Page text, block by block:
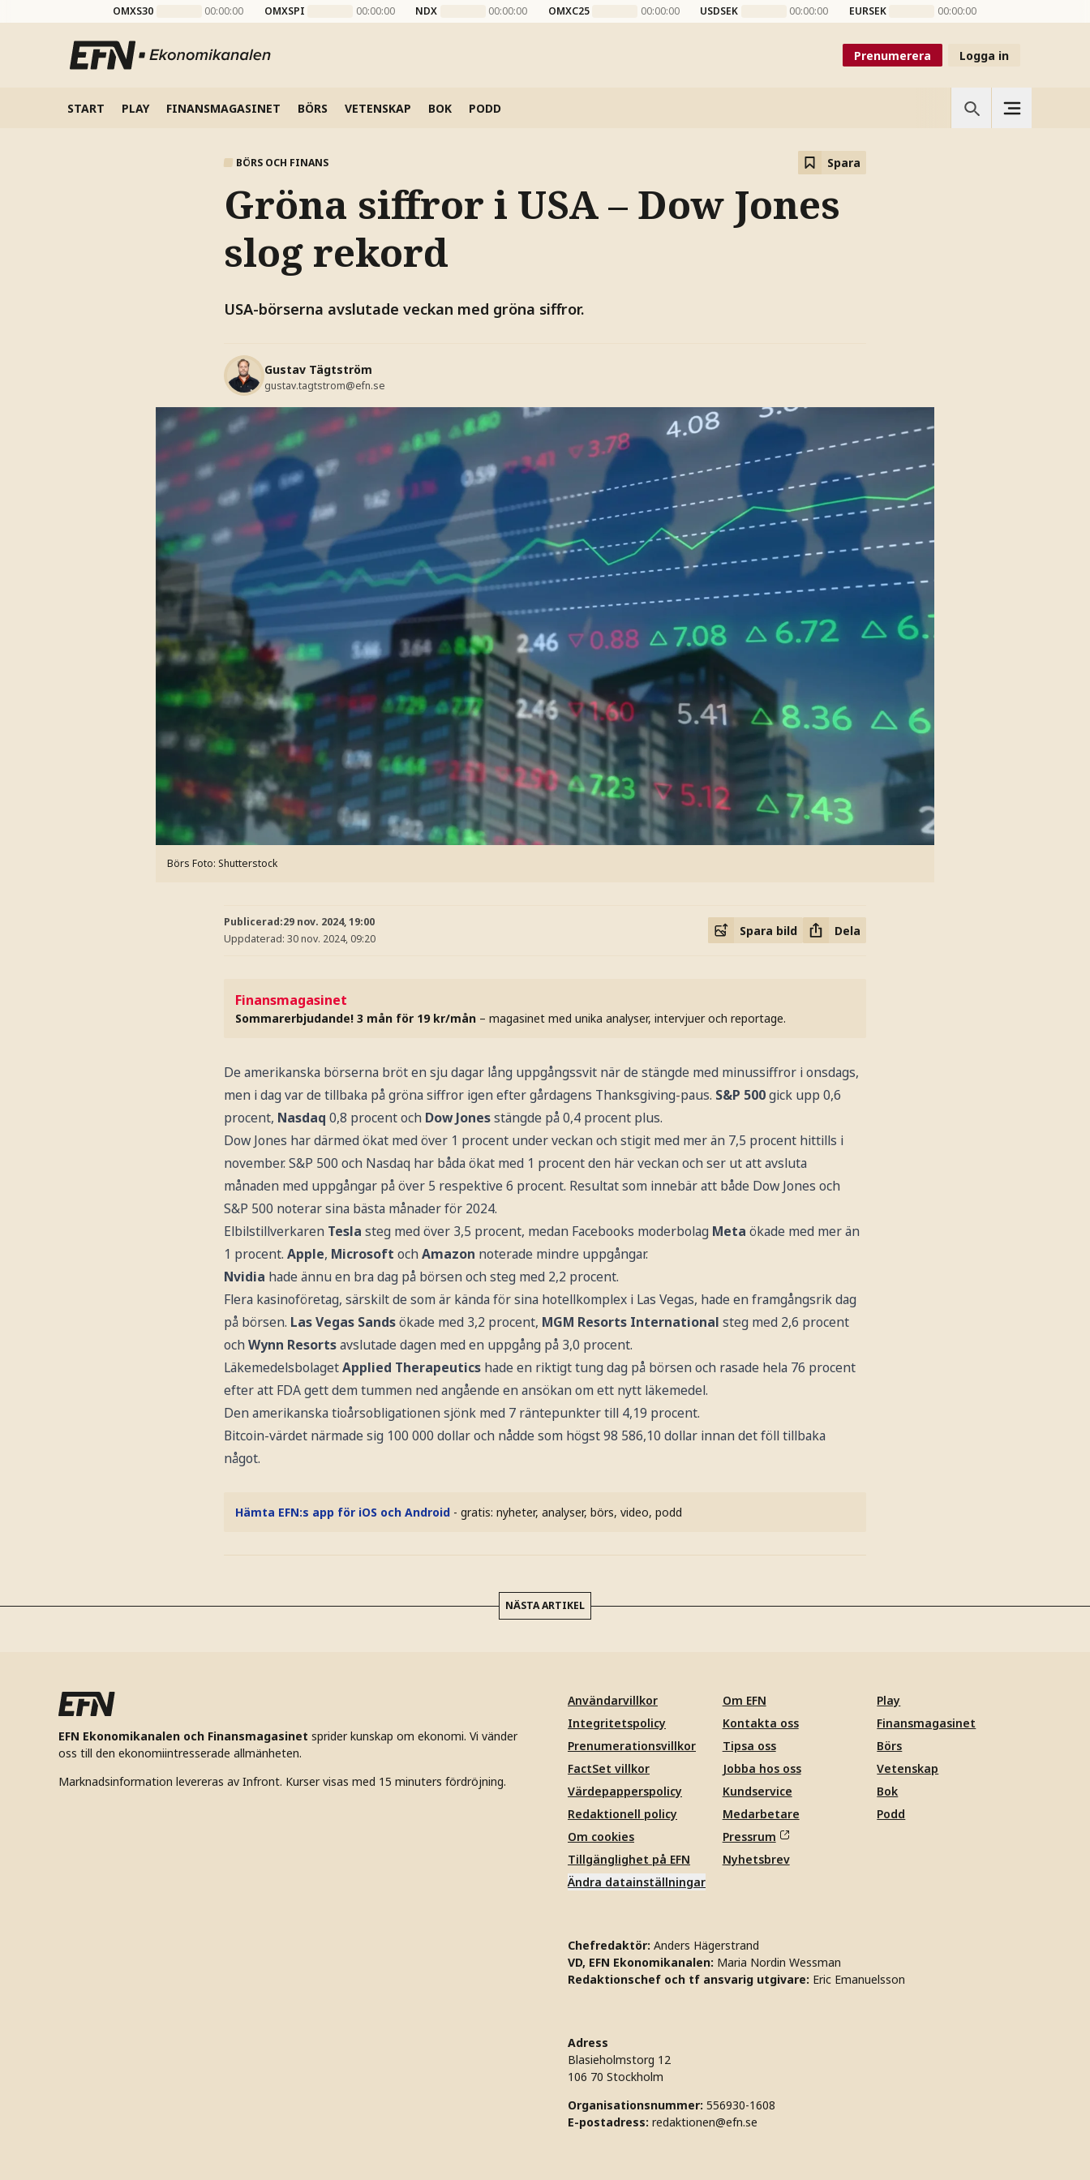
OMXS30 00:00:00 OMXSPI 00:00:00 NDX 00:00:00 OMXC25 00:00:00 USDSEK 00:00:00 EURSEK 00:00:00
Prenumerera Logga in
START PLAY FINANSMAGASINET BÖRS VETENSKAP BOK PODD
BÖRS OCH FINANS Spara
Gröna siffror i USA – Dow Jones
slog rekord
USA-börserna avslutade veckan med gröna siffror.
Gustav Tägtström
gustav.tagtstrom@efn.se
Börs Foto: Shutterstock
Publicerad:29 nov. 2024, 19:00
Uppdaterad: 30 nov. 2024, 09:20
Spara bild Dela
Finansmagasinet
Sommarerbjudande! 3 mån för 19 kr/mån – magasinet med unika analyser, intervjuer och reportage.
De amerikanska börserna bröt en sju dagar lång uppgångssvit när de stängde med minussiffror i onsdags,
men i dag var de tillbaka på gröna siffror igen efter gårdagens Thanksgiving-paus. S&P 500gick upp 0,6
procent, Nasdaq 0,8 procent och Dow Jonesstängde på 0,4 procent plus.
Dow Jones har därmed ökat med över 1 procent under veckan och stigit med mer än 7,5 procent hittills i
november. S&P 500 och Nasdaq har båda ökat med 1 procent den här veckan och ser ut att avsluta
månaden med uppgångar på över 5 respektive 6 procent. Resultat som innebär att både Dow Jones och
S&P 500 noterar sina bästa månader för 2024.
Elbilstillverkaren Tesla steg med över 3,5 procent, medan Facebooks moderbolag Meta ökade med mer än
1 procent. Apple, Microsoft ochAmazon noterade mindre uppgångar.
Nvidia hade ännu en bra dag på börsen och steg med 2,2 procent.
Flera kasinoföretag, särskilt de som är kända för sina hotellkomplex i Las Vegas, hade en framgångsrik dag
på börsen. Las Vegas Sandsökade med 3,2 procent, MGM Resorts International steg med 2,6 procent
ochWynn Resortsavslutade dagen med en uppgång på 3,0 procent.
LäkemedelsbolagetApplied Therapeutics hade en riktigt tung dag på börsen och rasade hela 76 procent
efter att FDA gett dem tummen ned angående en ansökan om ett nytt läkemedel.
Den amerikanska tioårsobligationen sjönk med 7 räntepunkter till 4,19 procent.
Bitcoin-värdet närmade sig 100 000 dollar och nådde som högst 98 586,10 dollar innan det föll tillbaka
något.
Hämta EFN:s app för iOS och Android - gratis: nyheter, analyser, börs, video, podd
NÄSTA ARTIKEL
EFN Ekonomikanalen och Finansmagasinet sprider kunskap om ekonomi. Vi vänder
oss till den ekonomiintresserade allmänheten.
Marknadsinformation levereras av Infront. Kurser visas med 15 minuters fördröjning.
Användarvillkor
Integritetspolicy
Prenumerationsvillkor
FactSet villkor
Värdepapperspolicy
Redaktionell policy
Om cookies
Tillgänglighet på EFN
Ändra datainställningar
Om EFN
Kontakta oss
Tipsa oss
Jobba hos oss
Kundservice
Medarbetare
Pressrum
Nyhetsbrev
Play
Finansmagasinet
Börs
Vetenskap
Bok
Podd
Chefredaktör: Anders Hägerstrand
VD, EFN Ekonomikanalen: Maria Nordin Wessman
Redaktionschef och tf ansvarig utgivare: Eric Emanuelsson
Adress
Blasieholmstorg 12
106 70 Stockholm
Organisationsnummer: 556930-1608
E-postadress: redaktionen@efn.se